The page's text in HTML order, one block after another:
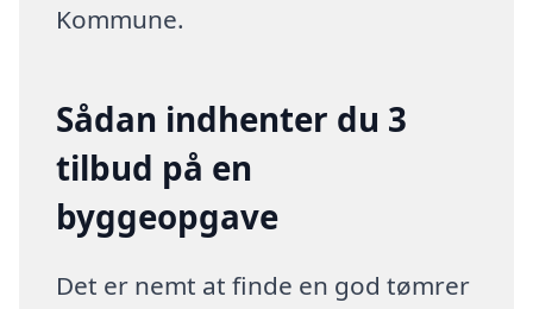
Kommune.
Sådan indhenter du 3
tilbud på en
byggeopgave
Det er nemt at finde en god tømrer